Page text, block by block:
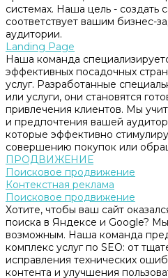
системах. Наша цель - создать
соответствует вашим бизнес-
аудитории.
Landing Page
Наша команда
эффективных посадочных
услуг. Разработанные
или услуги, они становятся
привлечения клиентов. Мы
и предпочтения вашей
которые эффективно
совершению покупок или
ПРОДВИЖЕНИЕ
Поисковое продвижение
Контекстная реклама
Поисковое продвижение
Хотите, чтобы ваш сайт
поиска в Яндексе и Google? Мы
возможным. Наша команда
комплекс услуг по SEO: от
исправления технических
контента и улучшения